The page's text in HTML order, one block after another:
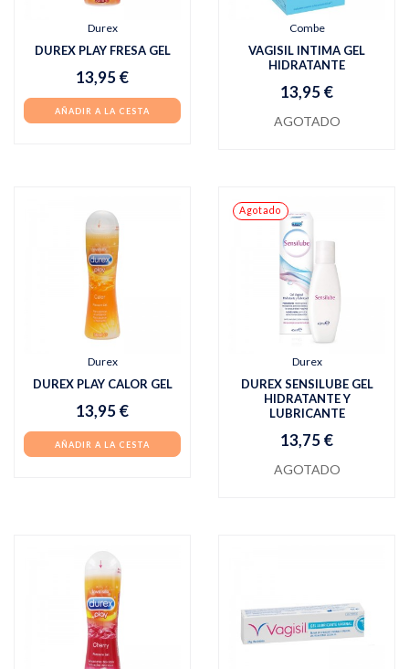
Durex
DUREX PLAY FRESA GEL
13,95 €
AÑADIR A LA CESTA
Combe
VAGISIL INTIMA GEL
HIDRATANTE
13,95 €
AGOTADO
Durex
DUREX PLAY CALOR GEL
13,95 €
AÑADIR A LA CESTA
Agotado
Durex
DUREX SENSILUBE GEL
HIDRATANTE Y
LUBRICANTE
13,75 €
AGOTADO